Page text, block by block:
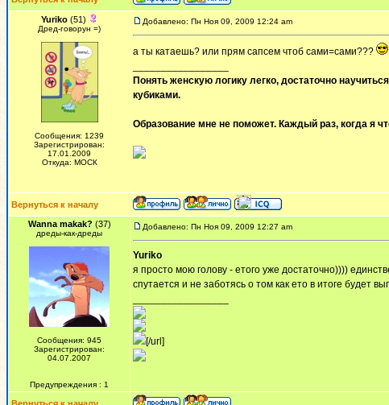
Yuriko (51)
Дред-говорун =)
Сообщения: 1239
Зарегистрирован:
17.01.2009
Откуда: МОСК
Добавлено: Пн Ноя 09, 2009 12:24 am
а ты катаешь? или прям сапсем чтоб сами=сами???
Понять женскую логику легко, достаточно
кубиками.
Образование мне не поможет. Каждый раз, когда я
Вернуться к началу
Wanna makak? (37)
дреды-как-дреды
Сообщения: 945
Зарегистрирован:
04.07.2007
Предупреждения : 1
Добавлено: Пн Ноя 09, 2009 12:27 am
Yuriko
я просто мою голову - етого уже достаточно))))
спутается и не заботясь о том как ето в итоге будет
[/url]